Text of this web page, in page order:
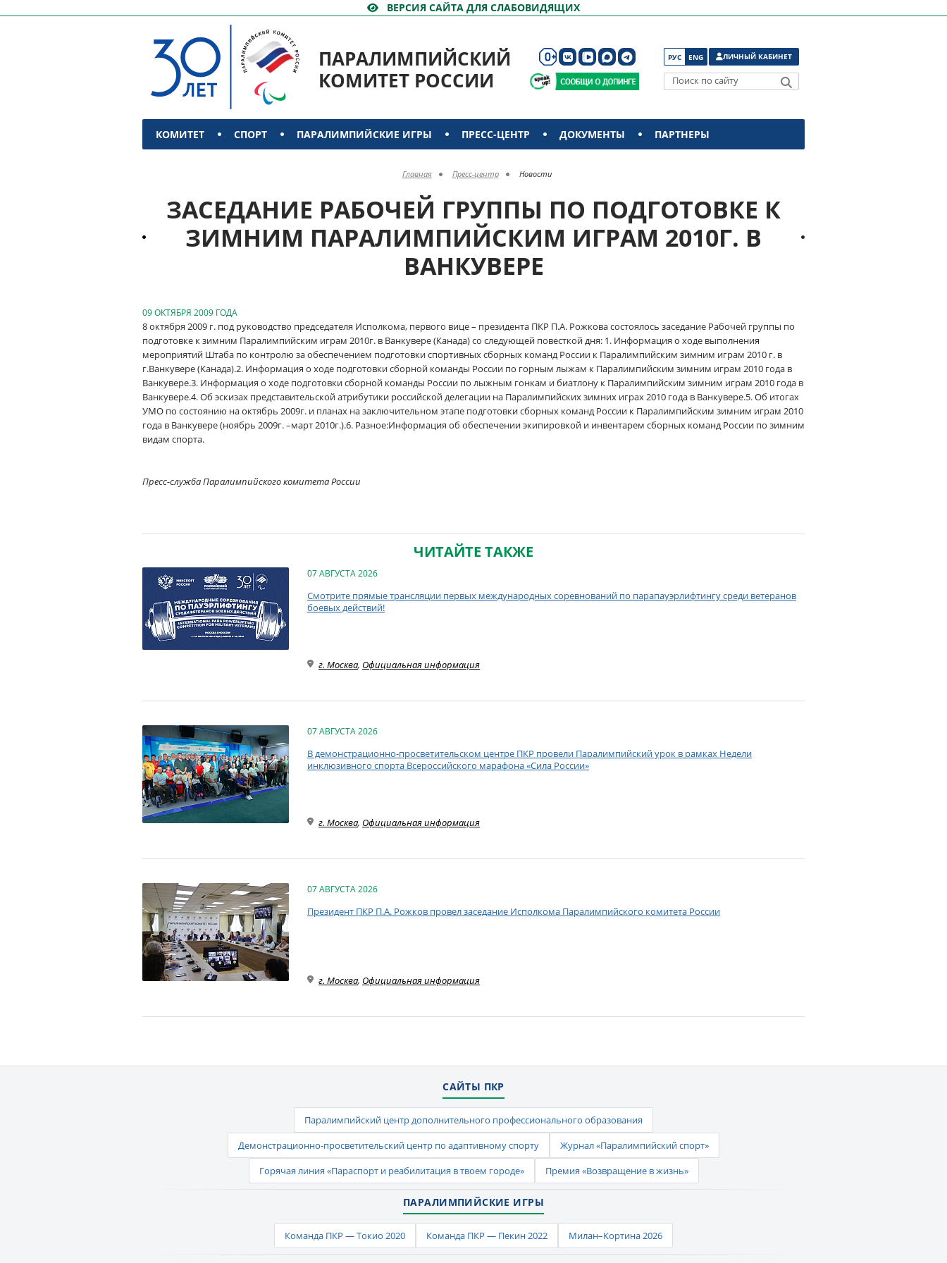
ВЕРСИЯ САЙТА ДЛЯ СЛАБОВИДЯЩИХ
ПАРАЛИМПИЙСКИЙ
КОМИТЕТ РОССИИ
РУС ENG ЛИЧНЫЙ КАБИНЕТ
Поиск по сайту
КОМИТЕТ СПОРТ ПАРАЛИМПИЙСКИЕ ИГРЫ ПРЕСС-ЦЕНТР ДОКУМЕНТЫ ПАРТНЕРЫ
Главная Пресс-центр Новости
ЗАСЕДАНИЕ РАБОЧЕЙ ГРУППЫ ПО ПОДГОТОВКЕ К
ЗИМНИМ ПАРАЛИМПИЙСКИМ ИГРАМ 2010Г. В
ВАНКУВЕРЕ
09 ОКТЯБРЯ 2009 ГОДА
8 октября 2009 г. под руководство председателя Исполкома, первого вице – президента ПКР П.А. Рожкова состоялось заседание Рабочей группы по
подготовке к зимним Паралимпийским играм 2010г. в Ванкувере (Канада) со следующей повесткой дня: 1. Информация о ходе выполнения
мероприятий Штаба по контролю за обеспечением подготовки спортивных сборных команд России к Паралимпийским зимним играм 2010 г. в
г.Ванкувере (Канада).2. Информация о ходе подготовки сборной команды России по горным лыжам к Паралимпийским зимним играм 2010 года в
Ванкувере.3. Информация о ходе подготовки сборной команды России по лыжным гонкам и биатлону к Паралимпийским зимним играм 2010 года в
Ванкувере.4. Об эскизах представительской атрибутики российской делегации на Паралимпийских зимних играх 2010 года в Ванкувере.5. Об итогах
УМО по состоянию на октябрь 2009г. и планах на заключительном этапе подготовки сборных команд России к Паралимпийским зимним играм 2010
года в Ванкувере (ноябрь 2009г. –март 2010г.).6. Разное:Информация об обеспечении экипировкой и инвентарем сборных команд России по зимним
видам спорта.
Пресс-служба Паралимпийского комитета России
ЧИТАЙТЕ ТАКЖЕ
07 АВГУСТА 2026
Смотрите прямые трансляции первых международных соревнований по парапауэрлифтингу среди ветеранов
боевых действий!
г. Москва, Официальная информация
07 АВГУСТА 2026
В демонстрационно-просветительском центре ПКР провели Паралимпийский урок в рамках Недели
инклюзивного спорта Всероссийского марафона «Сила России»
г. Москва, Официальная информация
07 АВГУСТА 2026
Президент ПКР П.А. Рожков провел заседание Исполкома Паралимпийского комитета России
г. Москва, Официальная информация
САЙТЫ ПКР
Паралимпийский центр дополнительного профессионального образования
Демонстрационно-просветительский центр по адаптивному спорту
Журнал «Паралимпийский спорт»
Горячая линия «Параспорт и реабилитация в твоем городе»
Премия «Возвращение в жизнь»
ПАРАЛИМПИЙСКИЕ ИГРЫ
Команда ПКР — Токио 2020 Команда ПКР — Пекин 2022 Милан–Кортина 2026